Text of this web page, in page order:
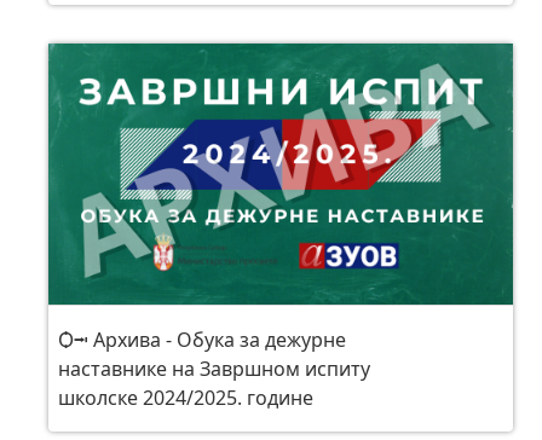
Ѻ⭲ Архива - Обука за дежурне
наставнике на Завршном испиту
школске 2024/2025. године